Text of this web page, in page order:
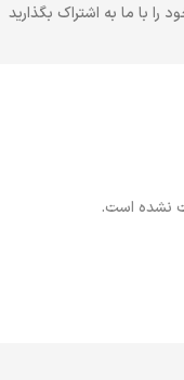
را با ما به اشتراک بگذارید
نشده است.